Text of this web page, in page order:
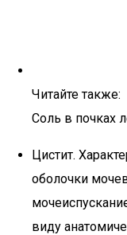
Читайте также:
Соль в почках
Цистит.
оболочки
виду